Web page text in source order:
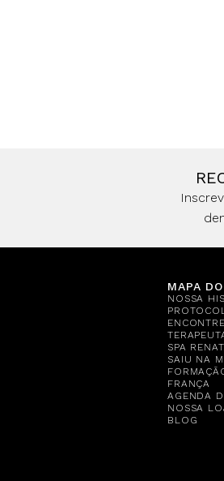
MAPA
NOSSA
SPA
SAIU NA
FRANÇA
AGENDA
NOSSA
BLOG